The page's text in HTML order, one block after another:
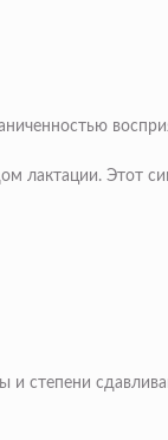
лактации. Этот
степени